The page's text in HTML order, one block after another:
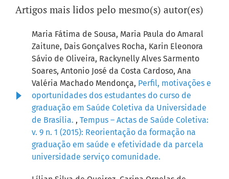
Artigos mais lidos pelo mesmo(s) autor(es)
Maria Fátima de Sousa, Maria Paula do Amaral
Zaitune, Dais Gonçalves Rocha, Karin Eleonora
Sávio de Oliveira, Rackynelly Alves Sarmento
Soares, Antonio José da Costa Cardoso, Ana
Valéria Machado Mendonça, Perfil, motivações e
oportunidades dos estudantes do curso de
graduação em Saúde Coletiva da Universidade
de Brasília. , Tempus – Actas de Saúde Coletiva:
v. 9 n. 1 (2015): Reorientação da formação na
graduação em saúde e efetividade da parcela
universidade serviço comunidade.